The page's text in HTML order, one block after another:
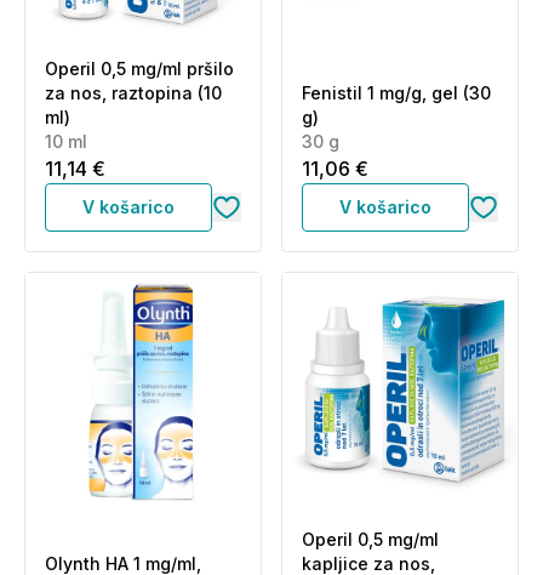
Operil 0,5 mg/ml pršilo
za nos, raztopina (10
ml)
10 ml
11,14 €
V košarico
Fenistil 1 mg/g, gel (30
g)
30 g
11,06 €
V košarico
Olynth HA 1 mg/ml,
Operil 0,5 mg/ml
kapljice za nos,